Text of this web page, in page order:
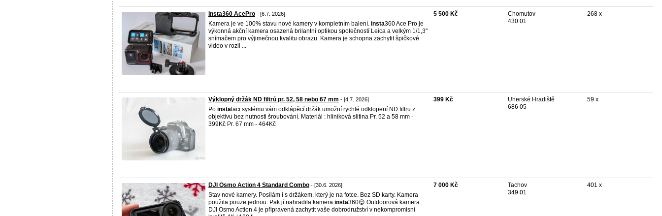
Insta360 AcePro - [6.7. 2026]
Kamera je ve 100% stavu nové kamery v kompletním balení. insta360 Ace Pro je
výkonná akční kamera osazená brilantní optikou společností Leica a velkým 1/1,3"
snímačem pro výjimečnou kvalitu obrazu. Kamera je schopna zachytit špičkové
video v rozli ...
5 500 Kč
Chomutov
430 01
268 x
Výklopný držák ND filtrů pr. 52, 58 nebo 67 mm - [4.7. 2026]
Po insta laci systému vám odklápěcí držák umožní rychlé odklopení ND filtru z
objektivu bez nutnosti šroubování. Materiál : hliníková slitina Pr. 52 a 58 mm -
399Kč Pr. 67 mm - 464Kč
399 Kč
Uherské Hradiště
686 05
59 x
DJI Osmo Action 4 Standard Combo - [30.6. 2026]
Stav nové kamery. Posílám i s držákem, který je na fotce. Bez SD karty. Kamera
použita pouze jednou. Pak jí nahradila kamera insta360😊 Outdoorová kamera
DJI Osmo Action 4 je připravená zachytit vaše dobrodružství v nekompromisní
7 000 Kč
Tachov
349 01
401 x